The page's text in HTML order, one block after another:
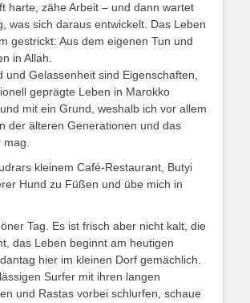
harte, zähe Arbeit – und dann wartet
was sich daraus entwickelt. Das Leben
gestrickt: Aus dem eigenen Tun und
in Allah.
und Gelassenheit sind Eigenschaften,
geprägte Leben in Marokko
mit ein Grund, weshalb ich vor allem
der älteren Generationen und das
kleinem Café-Restaurant, Butyi
Hund zu Füßen und übe mich in
Tag. Es ist frisch aber nicht kalt, die
das Leben beginnt am heutigen
hier im kleinen Dorf gemächlich.
Surfer mit ihren langen
und Rastas vorbei schlurfen, schaue